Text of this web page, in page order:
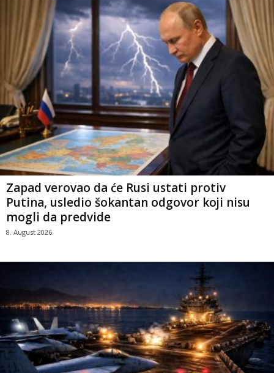
Zapad verovao da će Rusi ustati protiv
Putina, usledio šokantan odgovor koji nisu
mogli da predvide
8. August 2026.